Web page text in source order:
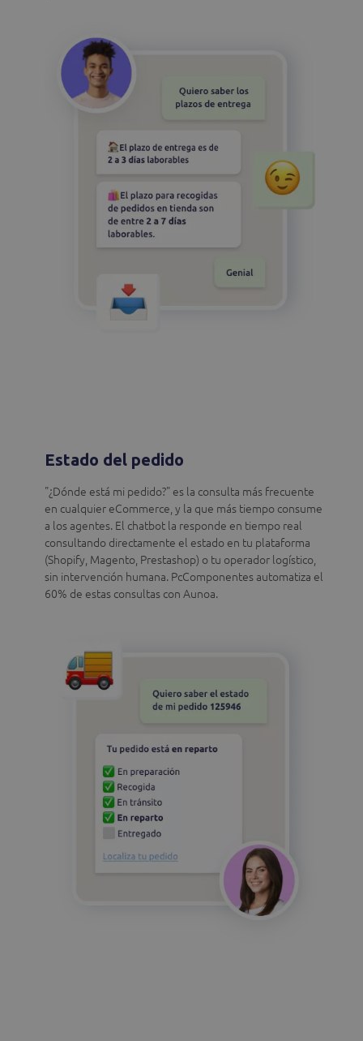
Estado del pedido
"¿Dónde está mi pedido?" es la consulta más frecuente
en cualquier eCommerce, y la que más tiempo consume
a los agentes. El chatbot la responde en tiempo real
consultando directamente el estado en tu plataforma
(Shopify, Magento, Prestashop) o tu operador logístico,
sin intervención humana. PcComponentes automatiza el
60% de estas consultas con Aunoa.